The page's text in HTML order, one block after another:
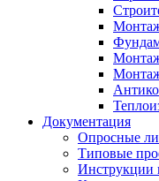
Монтаж
Документация
Опросные
Типовые